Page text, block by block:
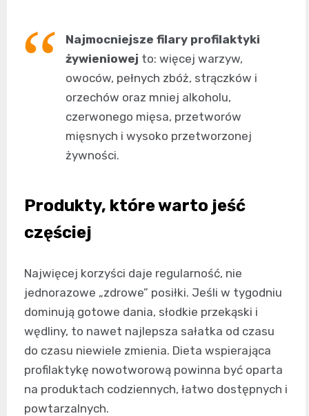
Najmocniejsze filary profilaktyki
żywieniowej to: więcej warzyw,
owoców, pełnych zbóż, strączków i
orzechów oraz mniej alkoholu,
czerwonego mięsa, przetworów
mięsnych i wysoko przetworzonej
żywności.
Produkty, które warto jeść
częściej
Najwięcej korzyści daje regularność, nie
jednorazowe „zdrowe” posiłki. Jeśli w tygodniu
dominują gotowe dania, słodkie przekąski i
wędliny, to nawet najlepsza sałatka od czasu
do czasu niewiele zmienia. Dieta wspierająca
profilaktykę nowotworową powinna być oparta
na produktach codziennych, łatwo dostępnych i
powtarzalnych.